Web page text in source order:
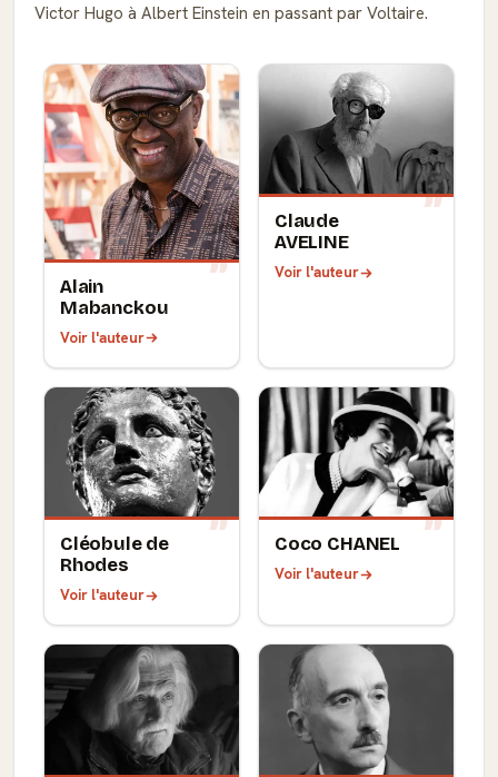
Victor Hugo à Albert Einstein en passant par Voltaire.
Alain
Mabanckou
Voir l'auteur
Claude
AVELINE
Voir l'auteur
Cléobule de
Rhodes
Voir l'auteur
Coco CHANEL
Voir l'auteur